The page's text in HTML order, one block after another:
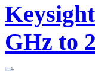
GHz to